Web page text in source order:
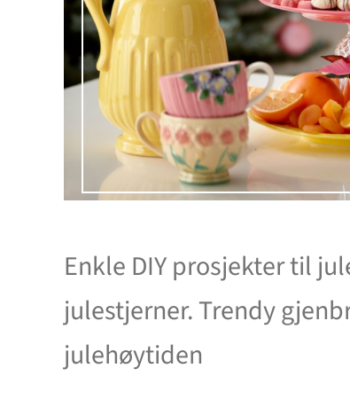
Enkle DIY prosjekter til
julestjerner. Trendy
julehøytiden